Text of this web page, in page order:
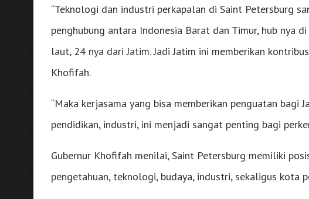
“Teknologi dan industri perkapalan di Saint Petersburg
penghubung antara Indonesia Barat dan Timur, hub nya
laut, 24 nya dari Jatim. Jadi Jatim ini memberikan
Khofifah.
“Maka kerjasama yang bisa memberikan penguatan
pendidikan, industri, ini menjadi sangat penting bagi
Gubernur Khofifah menilai, Saint Petersburg memiliki
pengetahuan, teknologi, budaya, industri, sekaligus kota